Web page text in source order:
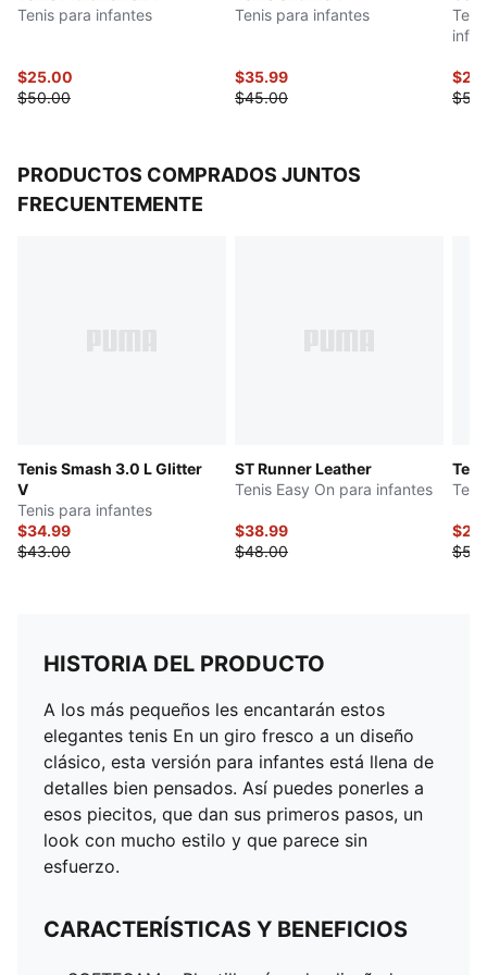
Tenis para infantes
$25.00
$50.00
Tenis para infantes
$35.99
$45.00
PRODUCTOS COMPRADOS JUNTOS
FRECUENTEMENTE
Tenis Smash 3.0 L Glitter
V
Tenis para infantes
$34.99
$43.00
ST Runner Leather
Tenis Easy On para infantes
$38.99
$48.00
HISTORIA DEL PRODUCTO
A los más pequeños les encantarán estos
elegantes tenis En un giro fresco a un diseño
clásico, esta versión para infantes está llena de
detalles bien pensados. Así puedes ponerles a
esos piecitos, que dan sus primeros pasos, un
look con mucho estilo y que parece sin
esfuerzo.
CARACTERÍSTICAS Y BENEFICIOS